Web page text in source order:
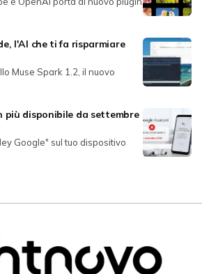
l'AI che ti fa risparmiare
Muse Spark 1.2, il nuovo
più disponibile da settembre
Google" sul tuo dispositivo